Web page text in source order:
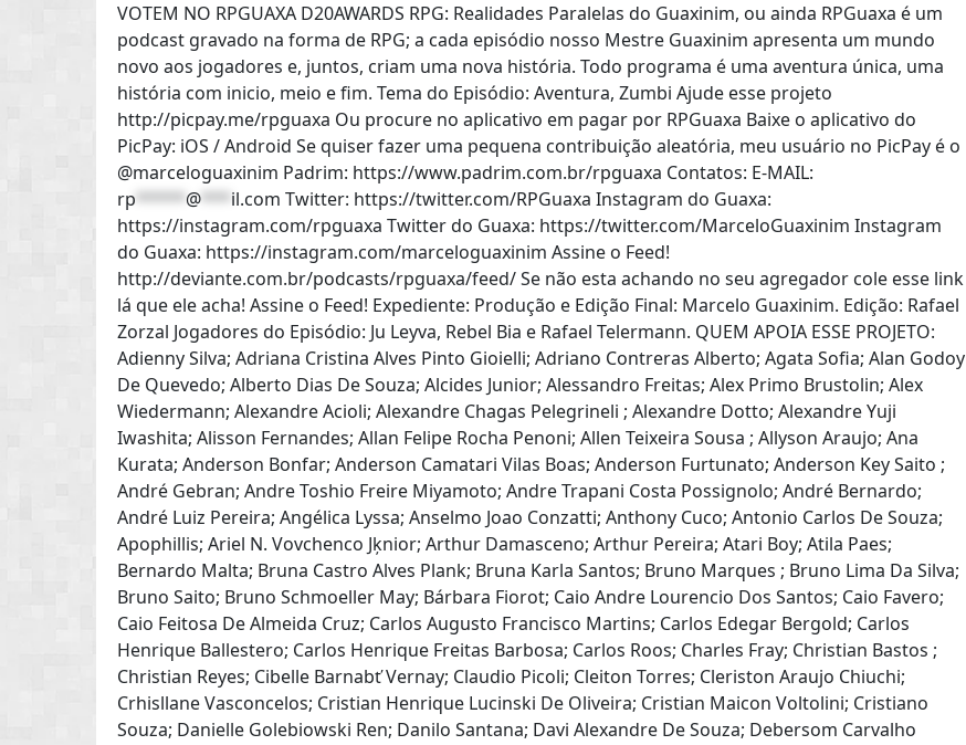
VOTEM NO RPGUAXA D20AWARDS RPG: Realidades Paralelas do Guaxinim, ou ainda RPGuaxa é um
podcast gravado na forma de RPG; a cada episódio nosso Mestre Guaxinim apresenta um mundo
novo aos jogadores e, juntos, criam uma nova história. Todo programa é uma aventura única, uma
história com inicio, meio e fim. Tema do Episódio: Aventura, Zumbi Ajude esse projeto
http://picpay.me/rpguaxa Ou procure no aplicativo em pagar por RPGuaxa Baixe o aplicativo do
PicPay: iOS / Android Se quiser fazer uma pequena contribuição aleatória, meu usuário no PicPay é o
@marceloguaxinim Padrim: https://www.padrim.com.br/rpguaxa Contatos: E-MAIL:
rp ***** @*** il.com Twitter: https://twitter.com/RPGuaxa Instagram do Guaxa:
https://instagram.com/rpguaxa Twitter do Guaxa: https://twitter.com/MarceloGuaxinim Instagram
do Guaxa: https://instagram.com/marceloguaxinim Assine o Feed!
http://deviante.com.br/podcasts/rpguaxa/feed/ Se não esta achando no seu agregador cole esse link
lá que ele acha! Assine o Feed! Expediente: Produção e Edição Final: Marcelo Guaxinim. Edição: Rafael
Zorzal Jogadores do Episódio: Ju Leyva, Rebel Bia e Rafael Telermann. QUEM APOIA ESSE PROJETO:
Adienny Silva; Adriana Cristina Alves Pinto Gioielli; Adriano Contreras Alberto; Agata Sofia; Alan Godoy
De Quevedo; Alberto Dias De Souza; Alcides Junior; Alessandro Freitas; Alex Primo Brustolin; Alex
Wiedermann; Alexandre Acioli; Alexandre Chagas Pelegrineli ; Alexandre Dotto; Alexandre Yuji
Iwashita; Alisson Fernandes; Allan Felipe Rocha Penoni; Allen Teixeira Sousa ; Allyson Araujo; Ana
Kurata; Anderson Bonfar; Anderson Camatari Vilas Boas; Anderson Furtunato; Anderson Key Saito ;
André Gebran; Andre Toshio Freire Miyamoto; Andre Trapani Costa Possignolo; André Bernardo;
André Luiz Pereira; Angélica Lyssa; Anselmo Joao Conzatti; Anthony Cuco; Antonio Carlos De Souza;
Apophillis; Ariel N. Vovchenco Jķnior; Arthur Damasceno; Arthur Pereira; Atari Boy; Atila Paes;
Bernardo Malta; Bruna Castro Alves Plank; Bruna Karla Santos; Bruno Marques ; Bruno Lima Da Silva;
Bruno Saito; Bruno Schmoeller May; Bárbara Fiorot; Caio Andre Lourencio Dos Santos; Caio Favero;
Caio Feitosa De Almeida Cruz; Carlos Augusto Francisco Martins; Carlos Edegar Bergold; Carlos
Henrique Ballestero; Carlos Henrique Freitas Barbosa; Carlos Roos; Charles Fray; Christian Bastos ;
Christian Reyes; Cibelle Barnabť Vernay; Claudio Picoli; Cleiton Torres; Cleriston Araujo Chiuchi;
Crhisllane Vasconcelos; Cristian Henrique Lucinski De Oliveira; Cristian Maicon Voltolini; Cristiano
Souza; Danielle Golebiowski Ren; Danilo Santana; Davi Alexandre De Souza; Debersom Carvalho